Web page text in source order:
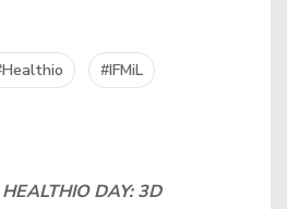
#IFMiL
DAY: 3D